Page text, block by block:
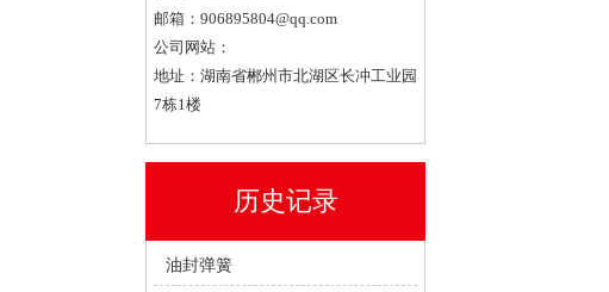
邮箱： 906895804@qq.com
公司网站：
地址：湖南省郴州市北湖区长冲工业园
7栋1楼
历史记录
油封弹簧